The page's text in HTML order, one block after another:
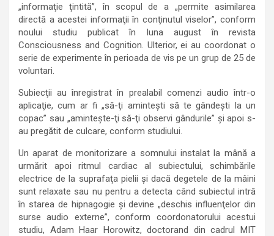
„informaţie ţintită”, în scopul de a „permite asimilarea
directă a acestei informaţii în conţinutul viselor”, conform
noului studiu publicat în luna august în revista
Consciousness and Cognition. Ulterior, ei au coordonat o
serie de experimente în perioada de vis pe un grup de 25 de
voluntari.
Subiecţii au înregistrat în prealabil comenzi audio într-o
aplicaţie, cum ar fi „să-ţi aminteşti să te gândeşti la un
copac” sau „aminteşte-ţi să-ţi observi gândurile” şi apoi s-
au pregătit de culcare, conform studiului.
Un aparat de monitorizare a somnului instalat la mână a
urmărit apoi ritmul cardiac al subiectului, schimbările
electrice de la suprafaţa pielii şi dacă degetele de la mâini
sunt relaxate sau nu pentru a detecta când subiectul intră
în starea de hipnagogie şi devine „deschis influenţelor din
surse audio externe”, conform coordonatorului acestui
studiu, Adam Haar Horowitz, doctorand din cadrul MIT